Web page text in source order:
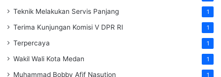
Teknik Melakukan Servis Panjang 1
Terima Kunjungan Komisi V DPR RI 1
Terpercaya 1
Wakil Wali Kota Medan 1
Muhammad Bobby Afif Nasution 1